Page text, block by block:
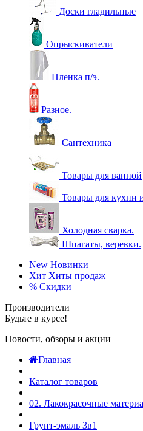
Доски гладильные
Опрыскиватели
Пленка п/э.
Разное.
Сантехника
Товары для ванной
Товары для кухни
Холодная сварка.
Шпагаты, веревки.
New Новинки
Хит Хиты продаж
% Скидки
Производители
Будьте в курсе!
Новости, обзоры и акции
Главная
|
Каталог товаров
|
02. Лакокрасочные
|
Грунт-эмаль 3в1